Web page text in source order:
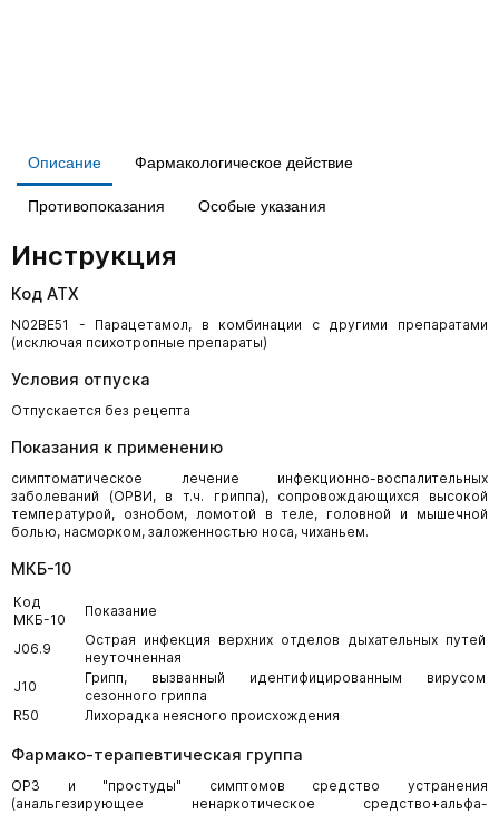
Описание Фармакологическое действие
Противопоказания Особые указания
Инструкция
Код АТХ
N02BE51 - Парацетамол, в комбинации с другими препаратами
(исключая психотропные препараты)
Условия отпуска
Отпускается без рецепта
Показания к применению
симптоматическое лечение инфекционно-воспалительных
заболеваний (ОРВИ, в т.ч. гриппа), сопровождающихся высокой
температурой, ознобом, ломотой в теле, головной и мышечной
болью, насморком, заложенностью носа, чиханьем.
МКБ-10
Код
МКБ-10
Показание
J06.9
Острая инфекция верхних отделов дыхательных путей
неуточненная
J10
Грипп, вызванный идентифицированным вирусом
сезонного гриппа
R50
Лихорадка неясного происхождения
Фармако-терапевтическая группа
ОРЗ и "простуды" симптомов средство устранения
(анальгезирующее ненаркотическое средство+альфа-